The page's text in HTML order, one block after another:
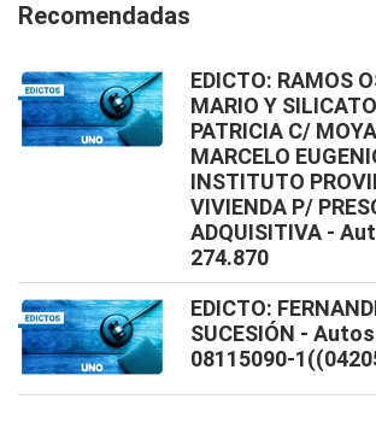
Recomendadas
EDICTO: RAMOS
MARIO Y
PATRICIA C/
MARCELO
INSTITUTO
VIVIENDA P/
ADQUISITIVA -
274.870
EDICTO:
SUCESIÓN -
08115090-